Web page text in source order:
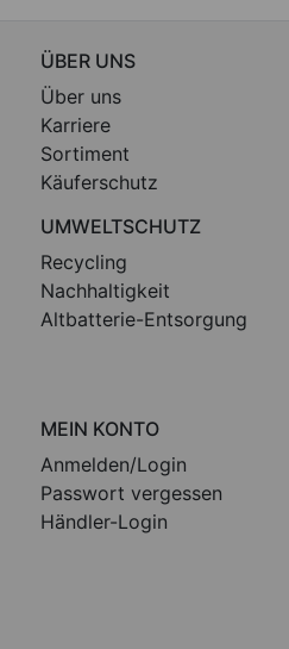
ÜBER UNS
Über uns
Karriere
Sortiment
Käuferschutz
UMWELTSCHUTZ
Recycling
Nachhaltigkeit
Altbatterie-Entsorgung
MEIN KONTO
Anmelden/Login
Passwort vergessen
Händler-Login